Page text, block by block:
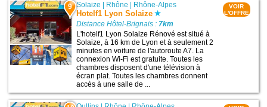
9 Solaize Rhône Rhône-Alpes
Hotelf1 Lyon Solaize
Distance Hôtel-Brignais : 7km
L'hotelf1 Lyon Solaize Rénové est situé à
Solaize, à 16 km de Lyon et à seulement 2
minutes en voiture de l'autoroute A7. La
connexion Wi-Fi est gratuite. Toutes les
chambres disposent d'une télévision à
écran plat. Toutes les chambres donnent
accès à une salle de ...
VOIR
L'OFFRE